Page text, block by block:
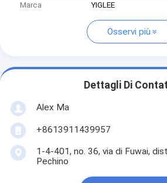
Marca
YIGLEE
Osservi più
Dettagli Di
Alex Ma
+8613911439957
1-4-401, no. 36, via di Fuwai,
Pechino